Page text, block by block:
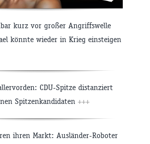
kurz vor großer Angriffswelle
könnte wieder in Krieg einsteigen
CDU-Spitze distanziert
Spitzenkandidaten +++
ihren Markt: Ausländer-Roboter